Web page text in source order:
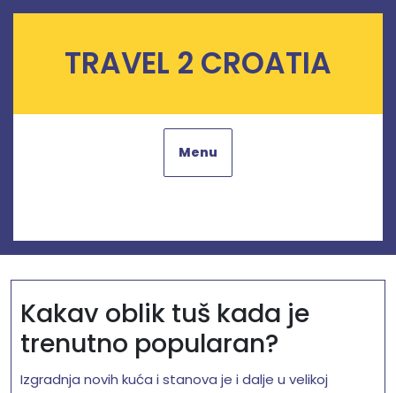
Skip
TRAVEL 2 CROATIA
Menu
Kakav oblik tuš kada je
trenutno popularan?
Izgradnja novih kuća i stanova je i dalje u velikoj